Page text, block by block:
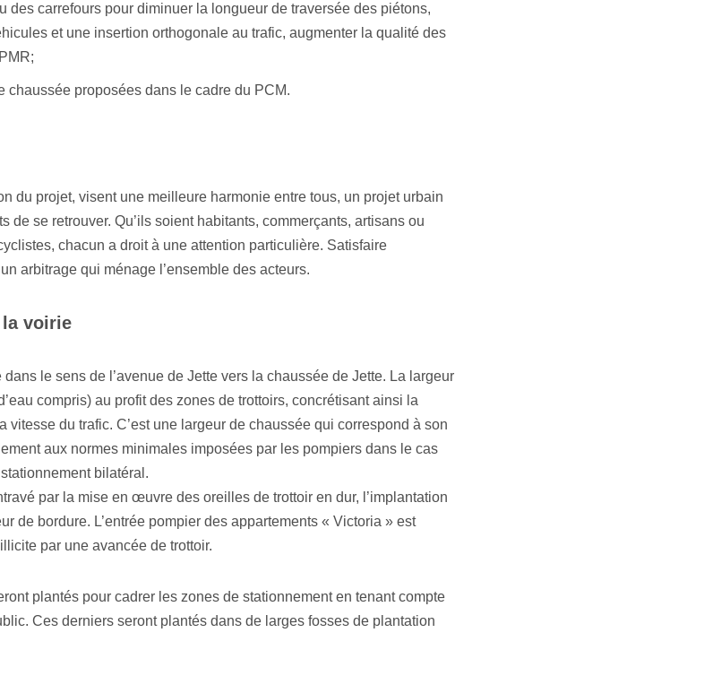
des carrefours pour diminuer la longueur de traversée des piétons,
et une insertion orthogonale au trafic, augmenter la qualité des
proposées dans le cadre du PCM.
du projet, visent une meilleure harmonie entre tous, un projet urbain
de se retrouver. Qu’ils soient habitants, commerçants, artisans ou
chacun a droit à une attention particulière. Satisfaire
arbitrage qui ménage l’ensemble des acteurs.
la voirie
le sens de l’avenue de Jette vers la chaussée de Jette. La largeur
compris) au profit des zones de trottoirs, concrétisant ainsi la
vitesse du trafic. C’est une largeur de chaussée qui correspond à son
aux normes minimales imposées par les pompiers dans le cas
bilatéral.
par la mise en œuvre des oreilles de trottoir en dur, l’implantation
de bordure. L’entrée pompier des appartements « Victoria » est
par une avancée de trottoir.
plantés pour cadrer les zones de stationnement en tenant compte
Ces derniers seront plantés dans de larges fosses de plantation